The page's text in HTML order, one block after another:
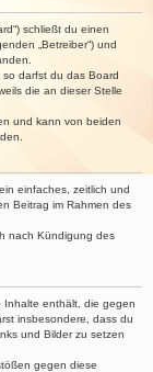
schließt du einen
„Betreiber“) und
darfst du das Board
die an dieser Stelle
und kann von beiden
einfaches, zeitlich und
Beitrag im Rahmen des
nach Kündigung des
Inhalte enthält, die gegen
insbesondere, dass du
und Bilder zu setzen
gegen diese